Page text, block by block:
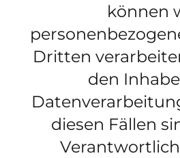
können
Dritten
den
diesen Fällen